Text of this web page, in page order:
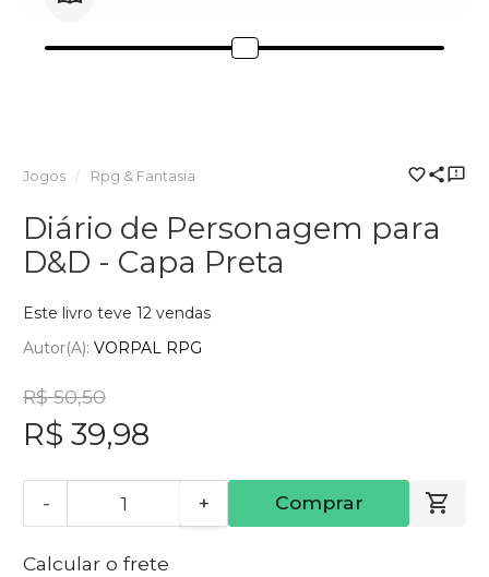
Jogos Rpg & Fantasia
Diário de Personagem para
D&D - Capa Preta
Este livro teve 12 vendas
Autor(a): VORPAL RPG
R$ 50,50
R$ 39,98
- + Comprar
Calcular o frete